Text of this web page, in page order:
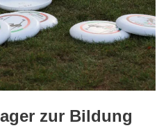
zur Bildung